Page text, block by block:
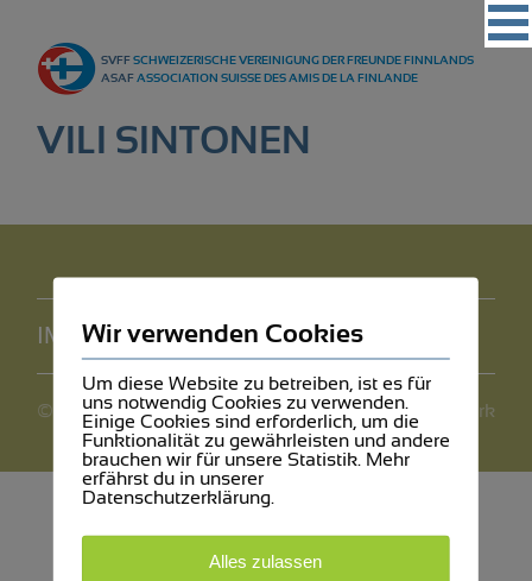
VILI SINTONEN
SVFFSCHWEIZERISCHE VEREINIGUNG DER FREUNDE FINNLANDS
ASAFASSOCIATION SUISSE DES AMIS DE LA FINLANDE
Regionalgruppen
Events
Partner
IMPRESSUM DATENSCHUTZ
©2026 SVFF webdesign by mediawerk
Wir verwenden Cookies
Um diese Website zu betreiben, ist es für
uns notwendig Cookies zu verwenden.
Einige Cookies sind erforderlich, um die
Funktionalität zu gewährleisten und andere
brauchen wir für unsere Statistik. Mehr
erfährst du in unserer
Datenschutzerklärung.
Alles zulassen